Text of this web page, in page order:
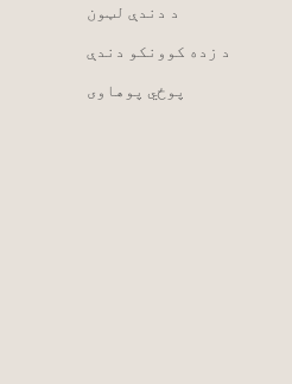
د دندې لټون
د زده کوونکو دندې
پوځي پوهاوی